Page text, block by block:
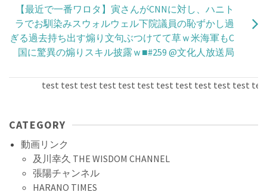
【最近で一番ワロタ】寅さんがCNNに対し、ハニト
ラでお馴染みスウォルウェル下院議員の恥ずかし過
ぎる過去持ち出す煽り文句ぶつけてて草ｗ米海軍もC
国に驚異の煽りスキル披露ｗ■#259​ @文化人放送局
test test test test test test test test test test test test
CATEGORY
動画リンク
及川幸久 THE WISDOM CHANNEL
張陽チャンネル
HARANO TIMES